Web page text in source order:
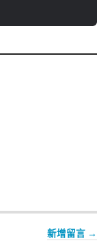
新增留言 →